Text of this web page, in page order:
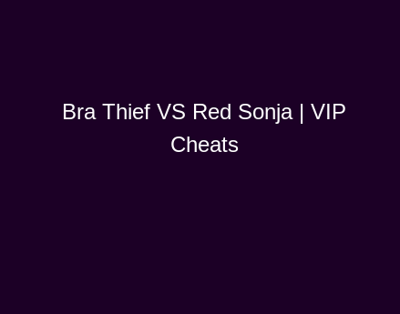
Bra Thief VS Red Sonja | VIP
Cheats